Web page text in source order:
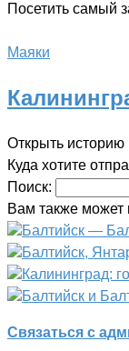
Посетить самый
Маяки
Открыть историю
Куда хотите
Поиск:
Вам также может
Балтийск —
Балтийск,
Калининград:
Балтийск и
Связаться с